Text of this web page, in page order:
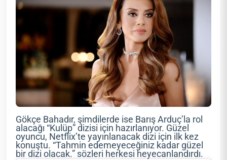
Gökçe Bahadır, şimdilerde ise Barış Arduç’la rol
alacağı “Kulüp” dizisi için hazırlanıyor. Güzel
oyuncu, Netflix’te yayınlanacak dizi için ilk kez
konuştu. “Tahmin edemeyeceğiniz kadar güzel
bir dizi olacak.” sözleri herkesi heyecanlandırdı.